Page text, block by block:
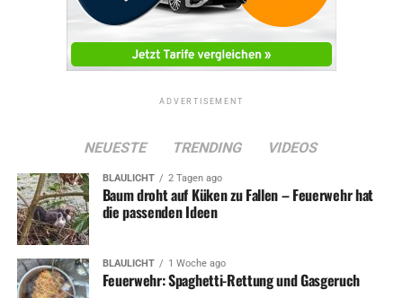
NEWS SOZIALES
Rathaus musste nach Feueralarm geräumt werden
DON'T MISS
Schulhund „Boomer“ geht mit den Kids sogar auf
Klassenfahrt
ADVERTISEMENT
NEUESTE TRENDING VIDEOS
BLAULICHT 2 Tagen ago
Baum droht auf Küken zu Fallen – Feuerwehr hat
die passenden Ideen
BLAULICHT 1 Woche ago
Feuerwehr: Spaghetti-Rettung und Gasgeruch